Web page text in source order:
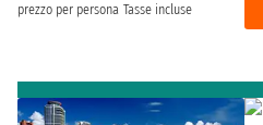
prezzo per persona Tasse incluse